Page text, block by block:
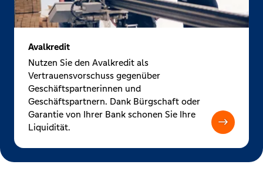
Avalkredit
Nutzen Sie den Avalkredit als
Vertrauensvorschuss gegenüber
Geschäftspartnerinnen und
Geschäftspartnern. Dank Bürgschaft oder
Garantie von Ihrer Bank schonen Sie Ihre
Liquidität.